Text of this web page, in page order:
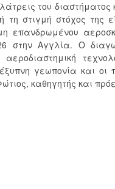
του διαστήματος
τη στιγμή στόχος της
επανδρωμένου
στην Αγγλία. Ο
αεροδιαστημική
γεωπονία και οι
καθηγητής και